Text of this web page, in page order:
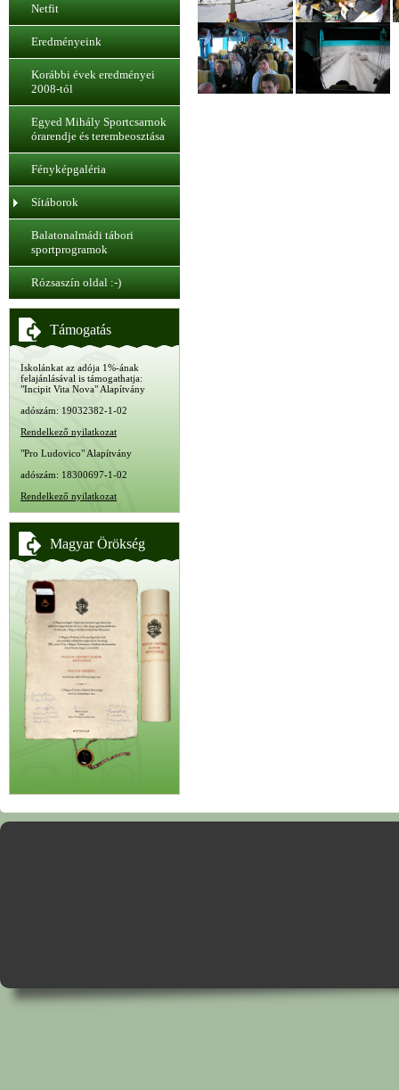
Netfit
Eredményeink
Korábbi évek eredményei
2008-tól
Egyed Mihály Sportcsarnok
órarendje és terembeosztása
Fényképgaléria
Sítáborok
Balatonalmádi tábori
sportprogramok
Rózsaszín oldal :-)
Támogatás
Iskolánkat az adója 1%-ának
felajánlásával is támogathatja:
"Incipit Vita Nova" Alapítvány
adószám: 19032382-1-02
Rendelkező nyilatkozat
"Pro Ludovico" Alapítvány
adószám: 18300697-1-02
Rendelkező nyilatkozat
Magyar Örökség